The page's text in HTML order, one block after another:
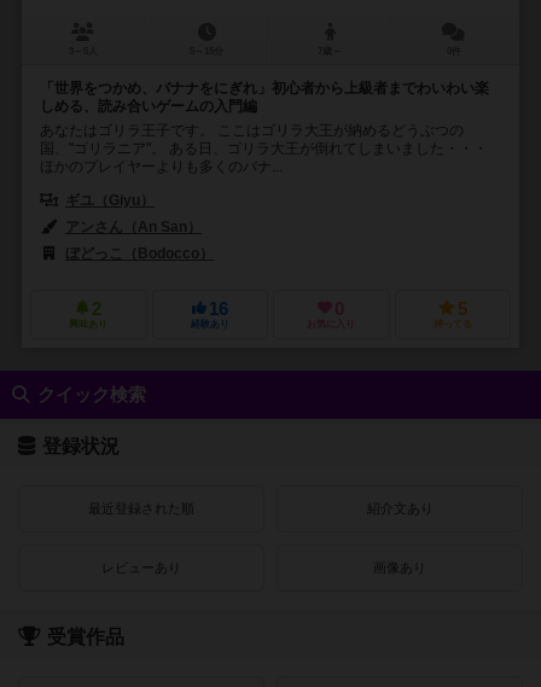
「世界をつかめ、バナナをにぎれ」初心者から上級者までわいわい楽
しめる、読み合いゲームの入門編
あなたはゴリラ王子です。 ここはゴリラ大王が納めるどうぶつの
国、"ゴリラニア"。 ある日、ゴリラ大王が倒れてしまいました・・・
ほかのプレイヤーよりも多くのバナ...
ギユ（Giyu）
アンさん（An San）
ぼどっこ（Bodocco）
2
興味あり
16
経験あり
0
お気に入り
5
持ってる
クイック検索
登録状況
最近登録された順 紹介文あり
レビューあり 画像あり
受賞作品